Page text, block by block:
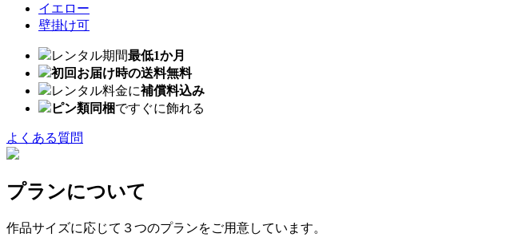
イエロー
壁掛け可
レンタル期間最低1か月
初回お届け時の送料無料
レンタル料金に補償料込み
ピン類同梱ですぐに飾れる
よくある質問
プランについて
作品サイズに応じて３つのプランをご用意しています。